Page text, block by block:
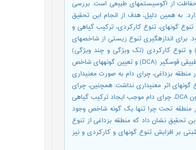
یکی از مبناهای اصلی در مطالعات کاربردی در هر منطقه، شناخت و همچنین حفاظت از اکوسیستم‎های طبیعی است. بررسی
به همین دلیل، هدف از انجام اين تحقيق
گونه­ای، تنوع کارکردی، ترکیب گیاهی و
برای اندازه­گیری تنوع زیستی از شاخص­های
و تنوع کارکردی (تک ویژگی و چند ویژگی)
استفاده شد. مقایسه ترکیب گیاهی بین دو مدیریت با استفاده از آزمون تحلیل تطبیقی قوسگیر (DCA) و تعیین گونه­های شاخص
با آزمون تحلیل گونه­های شاخص و آزمون مونت کارلو انجام شد. براساس نتایج در منطقه بزداغی، چرای دام به صورت معنی‎داری
غنای گونه‎ای را کاهش داده است (P-value < 0.05)، ولی بر سایر شاخص‎های تنوع گونه­ای اثر معنی‎داری نداشت. همچنین، چرای
دام به صورت معنی‎داری تنوع کارکردی گیاهی را کاهش داد. بر اساس نتایج آزمون DCA، چرای دام موجب ایجاد ترکیب گیاهی
منطقه تحت چرا تنها یک گونه شاخص وجود
وجود داشت. نتایج این تحقیق نشان داد که منطقه بزداغی از تنوع
بر افزایش تنوع گونه­ای و کارکردی و نیز